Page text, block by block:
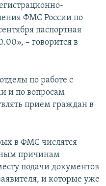
ФМС России по
паспортная
– говорится в
по работе с
и по вопросам
прием граждан в
в ФМС числятся
причинам
подачи документов
и которые уже